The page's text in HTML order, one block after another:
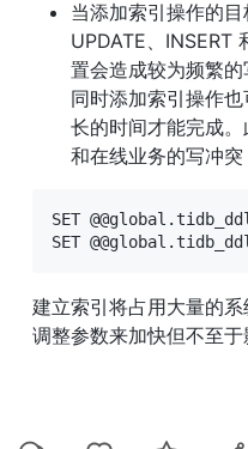
当添加索引操作的
UPDATE、INSERT
置会造成较为频繁的
同时添加索引操作
长的时间才能完成
和在线业务的写冲突
SET
SET
建立索引将占用大量的
调整参数来加快但不至